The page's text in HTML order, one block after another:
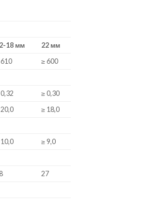
18 мм
22 мм
≥ 600
≥ 0,30
≥ 18,0
≥ 9,0
27